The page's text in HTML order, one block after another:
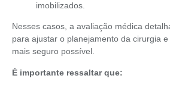
imobilizados.
Nesses casos, a avaliação médica
para ajustar o planejamento da cirurgia
mais seguro possível.
É importante ressaltar que: